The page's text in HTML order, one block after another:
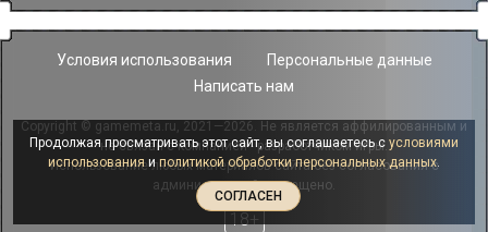
Условия использования
Персональные данные
Написать нам
Copyright © gamemeta.ru, 2021—2026. Не является аффилированным и
не связан с компанией - разработчиком игры.
Использование любых материалов сайта без согласования с
администрацией запрещено.
18+
Продолжая просматривать этот сайт, вы соглашаетесь с условиями
использованияиполитикой обработки персональных данных.
СОГЛАСЕН